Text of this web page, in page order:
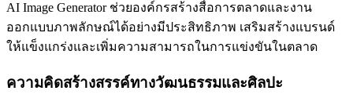
AI Image Generator ช่วยองค์กรสร้างสื่อการตลาดและงาน
ออกแบบภาพลักษณ์ได้อย่างมีประสิทธิภาพ เสริมสร้างแบรนด์
ให้แข็งแกร่งและเพิ่มความสามารถในการแข่งขันในตลาด
ความคิดสร้างสรรค์ทางวัฒนธรรมและศิลปะ